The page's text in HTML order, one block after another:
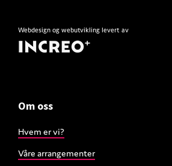
Webdesign og webutvikling levert av
Om oss
Hvem er vi?
Våre arrangementer